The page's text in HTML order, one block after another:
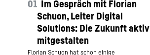
01 Im Gespräch mit Florian
Schuon, Leiter Digital
Solutions: Die Zukunft aktiv
mitgestalten
Florian Schuon hat schon einige